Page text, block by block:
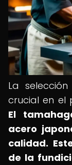
La
crucial en el
El
acero
calidad.
de la